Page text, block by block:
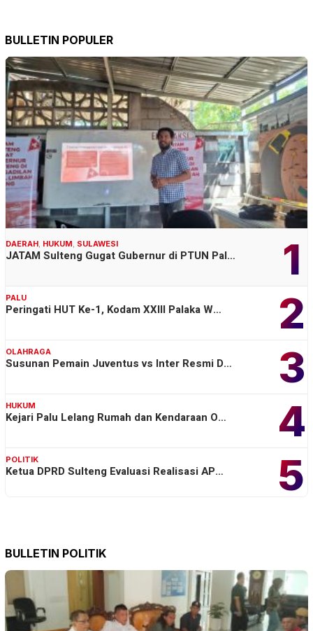
BULLETIN POPULER
1
DAERAH, HUKUM, SULAWESI
JATAM Sulteng Gugat Gubernur di PTUN Pal…
2
PALU
Peringati HUT Ke-1, Kodam XXIII Palaka W…
3
OLAHRAGA
Susunan Pemain Juventus vs Inter Resmi D…
4
HUKUM
Kejari Palu Lelang Rumah dan Kendaraan O…
5
POLITIK
Ketua DPRD Sulteng Evaluasi Realisasi AP…
BULLETIN POLITIK